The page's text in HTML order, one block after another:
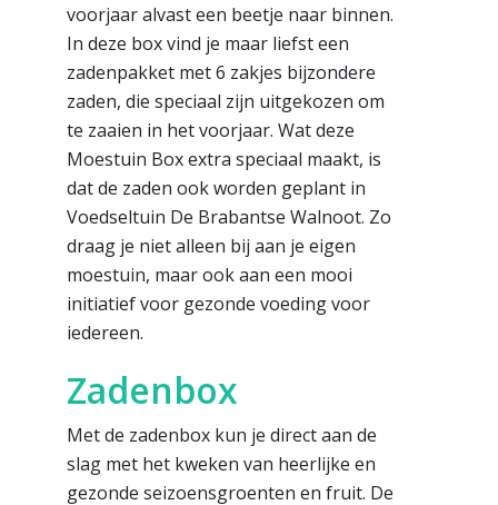
voorjaar alvast een beetje naar binnen.
In deze box vind je maar liefst een
zadenpakket met 6 zakjes bijzondere
zaden, die speciaal zijn uitgekozen om
te zaaien in het voorjaar. Wat deze
Moestuin Box extra speciaal maakt, is
dat de zaden ook worden geplant in
Voedseltuin De Brabantse Walnoot. Zo
draag je niet alleen bij aan je eigen
moestuin, maar ook aan een mooi
initiatief voor gezonde voeding voor
iedereen.
Zadenbox
Met de zadenbox kun je direct aan de
slag met het kweken van heerlijke en
gezonde seizoensgroenten en fruit. De